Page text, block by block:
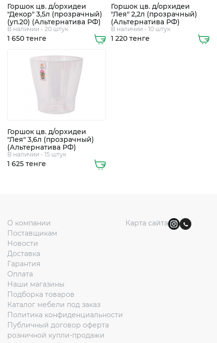
+7
705
248
747
363
0112
Горшок цв. д/орхидеи
"Декор" 3,5л (прозрачный)
(уп.20) (Альтернатива РФ)
В наличии - 20 штук
1 650 тенге
Горшок цв. д/орхидеи
"Лея" 2,2л (прозрачный)
(Альтернатива РФ)
В наличии - 10 штук
1 220 тенге
Горшок цв. д/орхидеи
"Лея" 3,6л (прозрачный)
(Альтернатива РФ)
В наличии - 15 штук
1 625 тенге
О компании
Поставщикам
Новости
Доставка
Гарантия
Оплата
Наши магазины
Подборка товаров
Каталог мебели под заказ
Политика конфиденциальности
Публичный договор оферта
розничной купли-продажи
Карта сайта